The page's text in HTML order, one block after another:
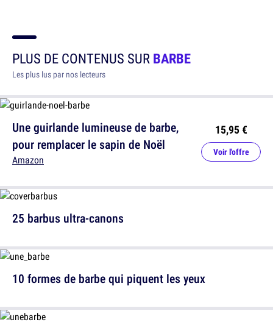
PLUS DE CONTENUS SURBARBE
Les plus lus par nos lecteurs
Une guirlande lumineuse de barbe,
pour remplacer le sapin de Noël
Amazon
15,95 €
Voir l'offre
10 formes de barbe qui piquent les yeux
25 barbus ultra-canons